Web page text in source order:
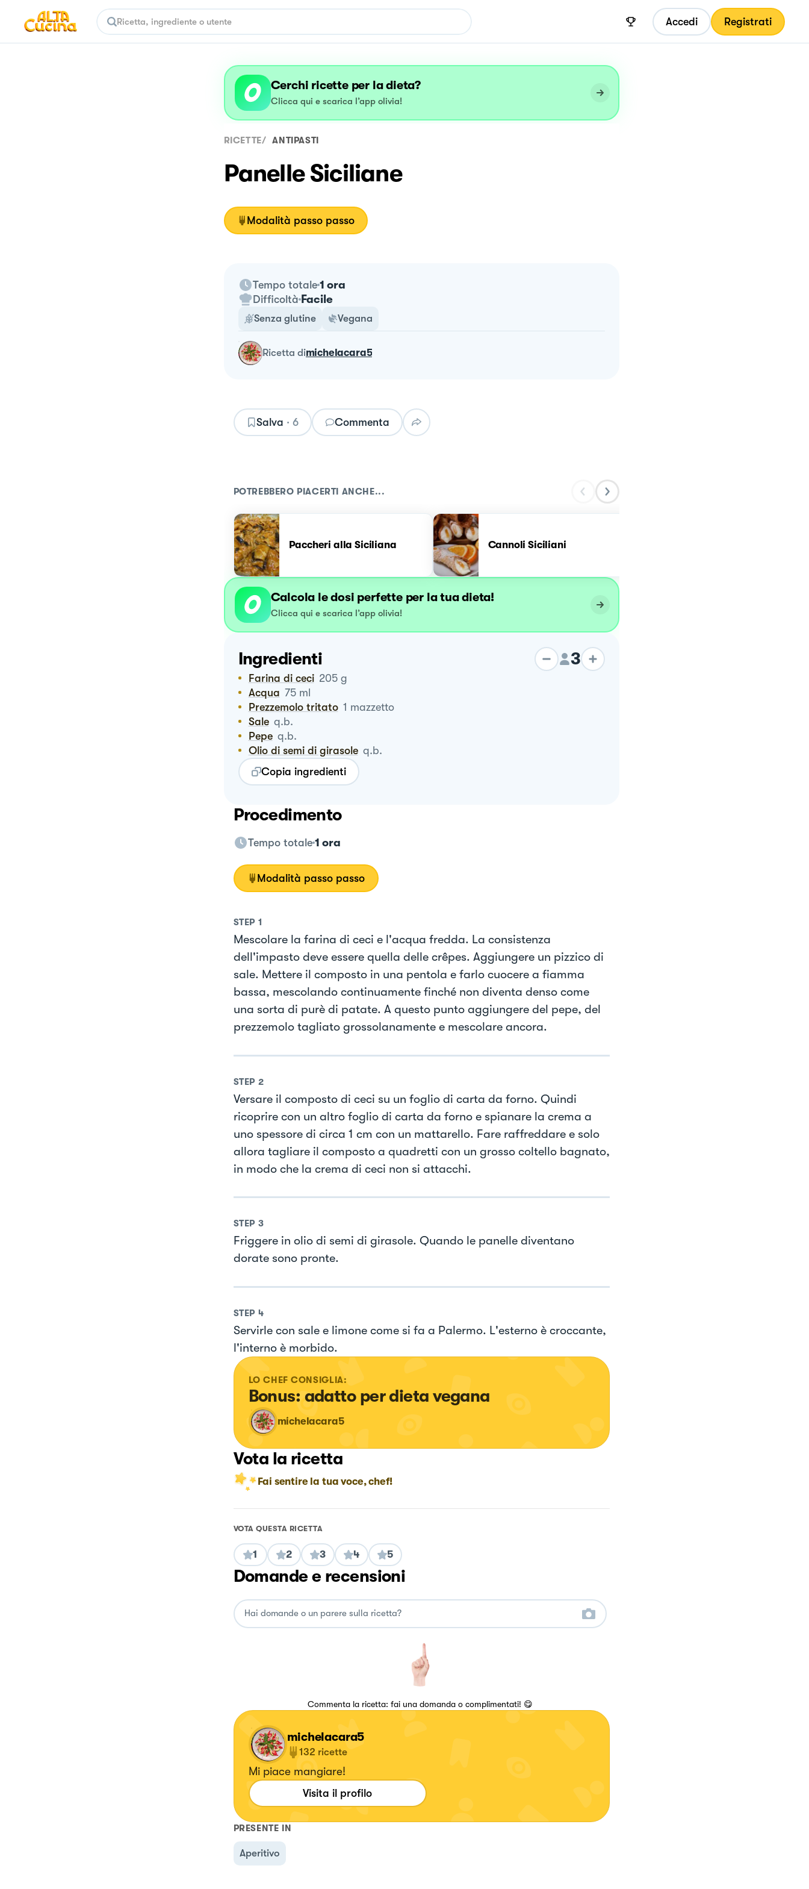
Accedi Registrati
Cerchi ricette per la dieta?
Clicca qui e scarica l’app olivia!
RICETTE/ ANTIPASTI
Panelle Siciliane
Modalità passo passo
Tempo totale 1 ora
Difficoltà Facile
Senza glutine Vegana
ricetta dimichelacara5
Salva · 6 Commenta
POTREBBERO PIACERTI ANCHE...
Paccheri alla Siciliana Cannoli Siciliani
Calcola le dosi perfette per la tua dieta!
Clicca qui e scarica l’app olivia!
Ingredienti 3
Farina di ceci 205 g
Acqua 75 ml
Prezzemolo tritato 1 mazzetto
Sale q.b.
Pepe q.b.
Olio di semi di girasole q.b.
Copia ingredienti
Procedimento
Tempo totale 1 ora
Modalità passo passo
STEP 1
Mescolare la farina di ceci e l'acqua fredda. La consistenza
dell'impasto deve essere quella delle crêpes. Aggiungere un pizzico di
sale. Mettere il composto in una pentola e farlo cuocere a fiamma
bassa, mescolando continuamente finché non diventa denso come
una sorta di purè di patate. A questo punto aggiungere del pepe, del
prezzemolo tagliato grossolanamente e mescolare ancora.
STEP 2
Versare il composto di ceci su un foglio di carta da forno. Quindi
ricoprire con un altro foglio di carta da forno e spianare la crema a
uno spessore di circa 1 cm con un mattarello. Fare raffreddare e solo
allora tagliare il composto a quadretti con un grosso coltello bagnato,
in modo che la crema di ceci non si attacchi.
STEP 3
Friggere in olio di semi di girasole. Quando le panelle diventano
dorate sono pronte.
STEP 4
Servirle con sale e limone come si fa a Palermo. L'esterno è croccante,
l'interno è morbido.
LO CHEF CONSIGLIA:
Bonus: adatto per dieta vegana
michelacara5
Vota la ricetta
Fai sentire la tua voce, chef!
VOTA QUESTA RICETTA
1 2 3 4 5
Domande e recensioni
Commenta la ricetta: fai una domanda o complimentati! 😋
michelacara5
132 ricette
Mi piace mangiare!
Visita il profilo
PRESENTE IN
Aperitivo